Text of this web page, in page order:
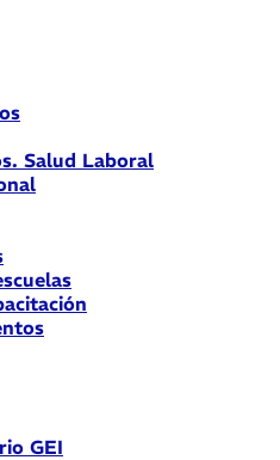
Salud Laboral
GEI